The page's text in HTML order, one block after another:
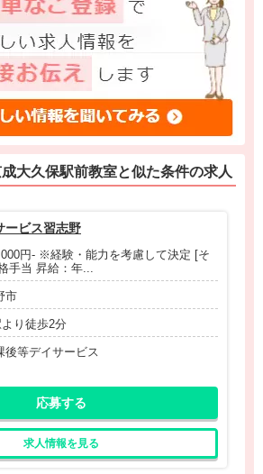
大久保駅前教室と似た条件の求人
ービス習志野
円- ※経験・能力を考慮して決定 [そ
手当 昇給：年...
市
り徒歩2分
後等デイサービス
応募する
求人情報を見る